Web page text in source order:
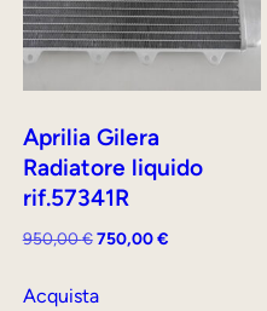
Aprilia Gilera
Radiatore liquido
rif.57341R
950,00€ Il
originale
750,00€Il
Acquista